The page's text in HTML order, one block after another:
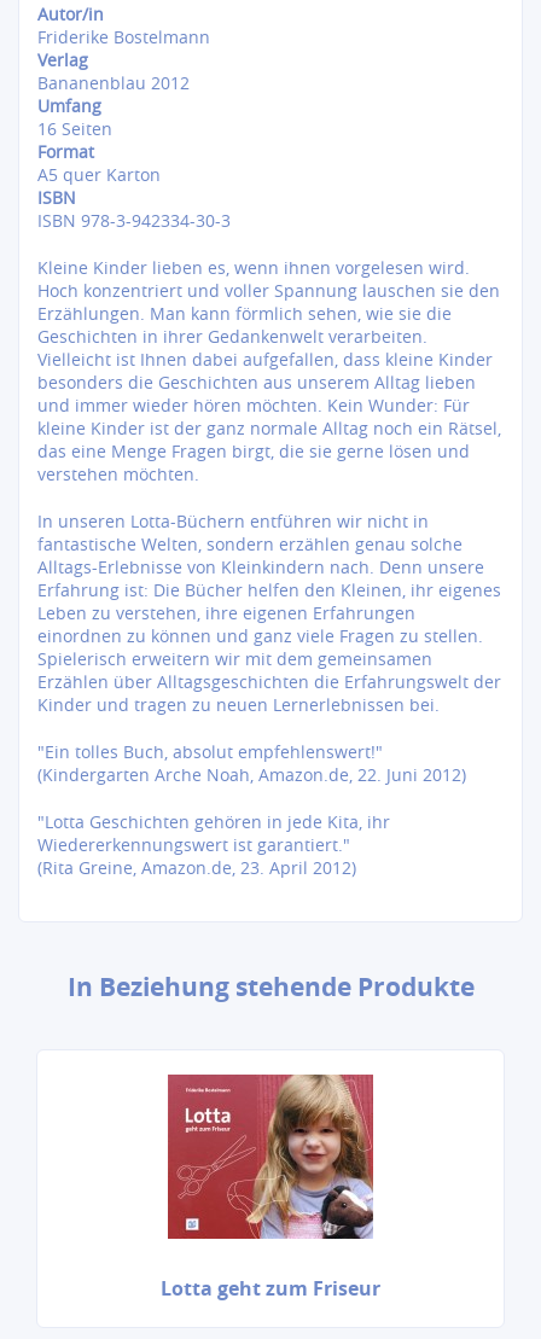
Autor/in
Friderike Bostelmann
Verlag
Bananenblau 2012
Umfang
16 Seiten
Format
A5 quer Karton
ISBN
ISBN 978-3-942334-30-3
Kleine Kinder lieben es, wenn ihnen vorgelesen wird.
Hoch konzentriert und voller Spannung lauschen sie den
Erzählungen. Man kann förmlich sehen, wie sie die
Geschichten in ihrer Gedankenwelt verarbeiten.
Vielleicht ist Ihnen dabei aufgefallen, dass kleine Kinder
besonders die Geschichten aus unserem Alltag lieben
und immer wieder hören möchten. Kein Wunder: Für
kleine Kinder ist der ganz normale Alltag noch ein Rätsel,
das eine Menge Fragen birgt, die sie gerne lösen und
verstehen möchten.
In unseren Lotta-Büchern entführen wir nicht in
fantastische Welten, sondern erzählen genau solche
Alltags-Erlebnisse von Kleinkindern nach. Denn unsere
Erfahrung ist: Die Bücher helfen den Kleinen, ihr eigenes
Leben zu verstehen, ihre eigenen Erfahrungen
einordnen zu können und ganz viele Fragen zu stellen.
Spielerisch erweitern wir mit dem gemeinsamen
Erzählen über Alltagsgeschichten die Erfahrungswelt der
Kinder und tragen zu neuen Lernerlebnissen bei.
"Ein tolles Buch, absolut empfehlenswert!"
(Kindergarten Arche Noah, Amazon.de, 22. Juni 2012)
"Lotta Geschichten gehören in jede Kita, ihr
Wiedererkennungswert ist garantiert."
(Rita Greine, Amazon.de, 23. April 2012)
In Beziehung stehende Produkte
Lotta geht zum Friseur